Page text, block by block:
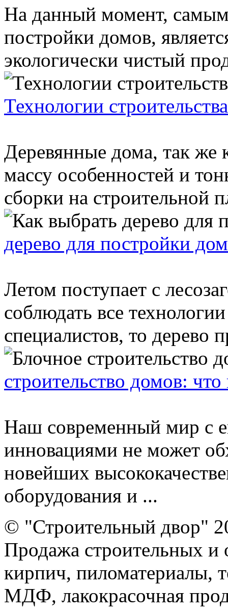
На данный момент,
постройки домов,
экологически чистый
Технологии
Деревянные дома, так же
массу особенностей и
сборки на строительной
дерево для постройки
Летом поступает с
соблюдать все
специалистов, то дерево
строительство домов:
Наш современный мир с
инновациями не может
новейших
оборудования и ...
© "Строительный двор"
Продажа строительных и
кирпич, пиломатериалы,
МДФ, лакокрасочная